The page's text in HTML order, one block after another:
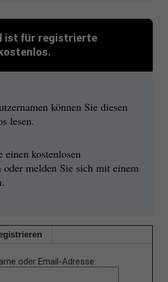
ist für registrierte
können Sie diesen
lesen.
einen kostenlosen
oder melden Sie sich mit einem
oder Email-Adresse